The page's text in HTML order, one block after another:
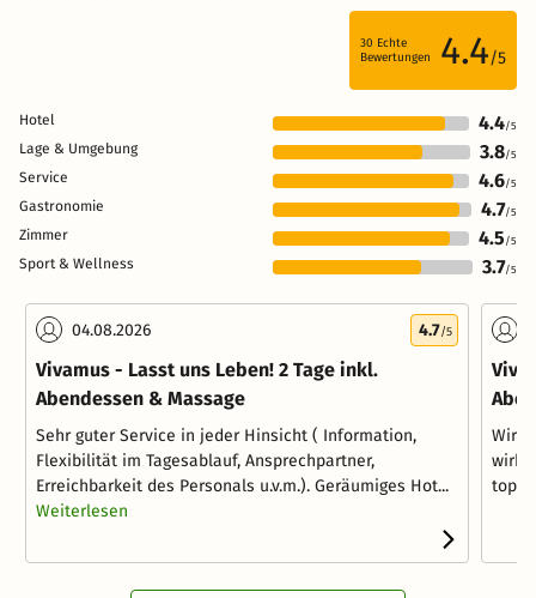
30 Echte
Bewertungen
4.4/5
Hotel 4.4/5
Lage & Umgebung 3.8/5
Service 4.6/5
Gastronomie 4.7/5
Zimmer 4.5 /5
Sport & Wellness 3.7/5
04.08.2026 4.7/5
Vivamus - Lasst uns Leben! 2 Tage inkl.
Abendessen & Massage
Sehr guter Service in jeder Hinsicht ( Information,
Flexibilität im Tagesablauf, Ansprechpartner,
Erreichbarkeit des Personals u.v.m.). Geräumiges Hot...
Weiterlesen
Wir
top,